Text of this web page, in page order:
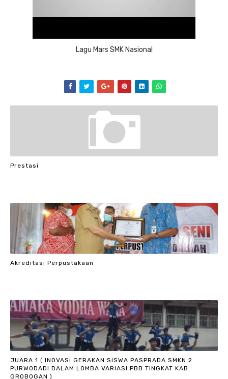
Lagu Mars SMK Nasional
Prestasi
Akreditasi Perpustakaan
JUARA 1 ( INOVASI GERAKAN SISWA PASPRADA SMKN 2
PURWODADI DALAM LOMBA VARIASI PBB TINGKAT KAB.
GROBOGAN )